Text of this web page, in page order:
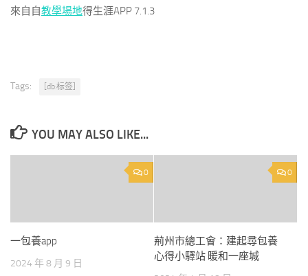
來自自教學場地得生涯APP 7.1.3
Tags: [db:标签]
YOU MAY ALSO LIKE...
0
一包養app
2024 年 8 月 9 日
0
荊州市總工會：建起尋包養
心得小驛站 暖和一座城